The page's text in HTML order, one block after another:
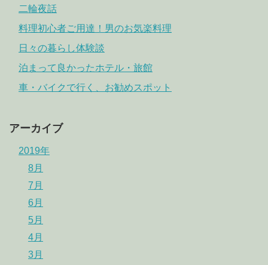
二輪夜話
料理初心者ご用達！男のお気楽料理
日々の暮らし体験談
泊まって良かったホテル・旅館
車・バイクで行く、お勧めスポット
アーカイブ
2019年
8月
7月
6月
5月
4月
3月